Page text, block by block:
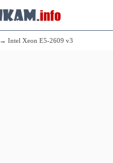
→ Intel Xeon E5-2609 v3